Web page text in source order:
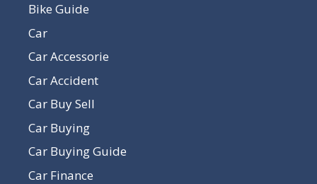
Bike Guide
Car
Car Accessorie
Car Accident
Car Buy Sell
Car Buying
Car Buying Guide
Car Finance